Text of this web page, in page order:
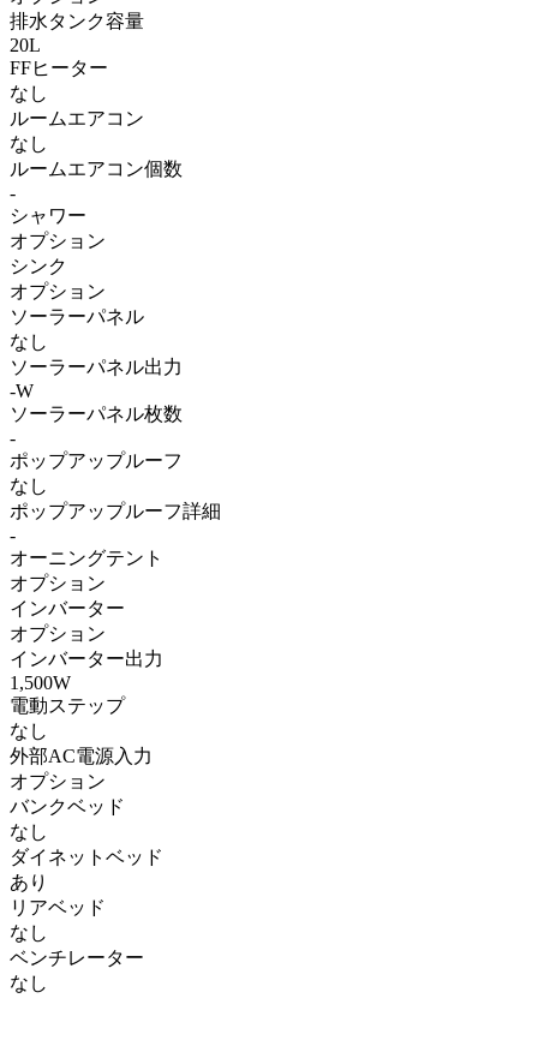
排水タンク容量
20L
FFヒーター
なし
ルームエアコン
なし
ルームエアコン個数
-
シャワー
オプション
シンク
オプション
ソーラーパネル
なし
ソーラーパネル出力
-W
ソーラーパネル枚数
-
ポップアップルーフ
なし
ポップアップルーフ詳細
-
オーニングテント
オプション
インバーター
オプション
インバーター出力
1,500W
電動ステップ
なし
外部AC電源入力
オプション
バンクベッド
なし
ダイネットベッド
あり
リアベッド
なし
ベンチレーター
なし